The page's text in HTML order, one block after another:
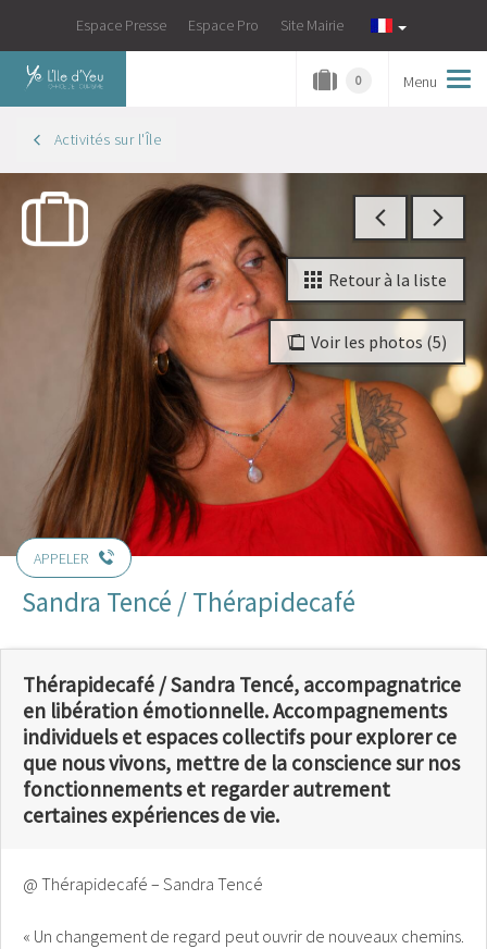
Espace Presse Espace Pro Site Mairie
Menu
0
Activités sur l'Île
Voir les photos (5)
Retour à la liste
APPELER
Sandra Tencé / Thérapidecafé
Thérapidecafé / Sandra Tencé, accompagnatrice
en libération émotionnelle. Accompagnements
individuels et espaces collectifs pour explorer ce
que nous vivons, mettre de la conscience sur nos
fonctionnements et regarder autrement
certaines expériences de vie.
@ Thérapidecafé – Sandra Tencé
« Un changement de regard peut ouvrir de nouveaux chemins.